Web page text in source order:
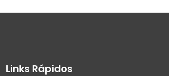
Links Rápidos